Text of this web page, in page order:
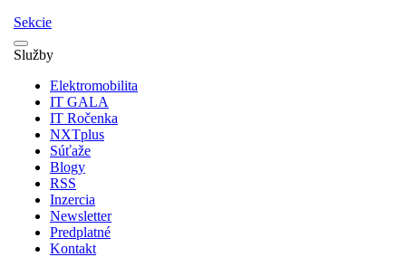
Sekcie
Služby
Elektromobilita
IT GALA
IT Ročenka
NXTplus
Súťaže
Blogy
RSS
Inzercia
Newsletter
Predplatné
Kontakt